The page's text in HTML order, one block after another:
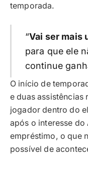
temporada.
“Vai ser mais
para que ele
continue
O início de
e duas assistências
jogador dentro do
após o interesse do
empréstimo, o que
possível de